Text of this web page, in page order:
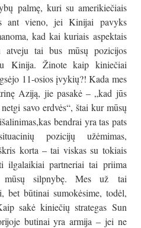
palmę, kuri su amerikiečiais
ant vieno, jei Kinijai pavyks
kad kai kuriais aspektais
tai bus mūsų pozicijos
Kinija. Žinote kaip kiniečiai
11-osios įvykių?! Kada mes
Aziją, jie pasakė – „kad jūs
savo erdvės“, štai kur mūsų
bendrai yra tas pats
pozicijų užėmimas,
korta – tai viskas su tokiais
ilgalaikiai partneriai tai priima
silpnybę. Mes už tai
bet būtinai sumokėsime, todėl,
sakė kiniečių strategas Sun
butinai yra armija – jei ne